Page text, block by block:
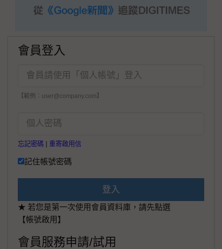
會員登入
【範例：user@company.com】
忘記密碼 重寄啟用信
記住帳號密碼
登入
★ 若您是第一次使用會員資料庫，請先點選
【帳號啟用】
會員服務申請/試用